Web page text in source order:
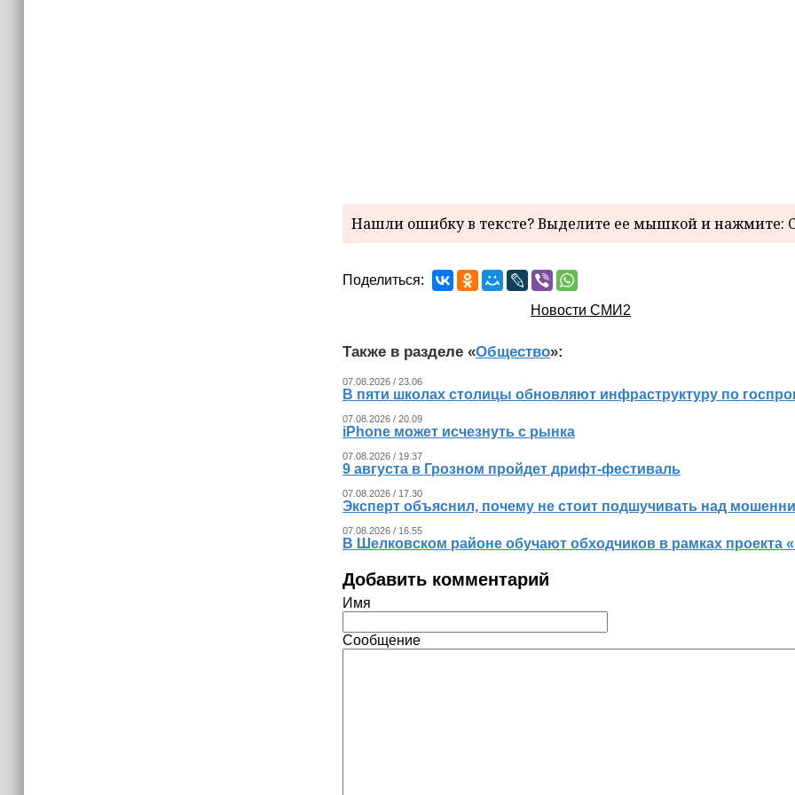
Нашли ошибку в тексте? Выделите ее мышкой и нажмите:
Поделиться:
Новости СМИ2
Также в разделе «Общество»:
07.08.2026 / 23.06
В пяти школах столицы обновляют инфраструктуру по
07.08.2026 / 20.09
iPhone может исчезнуть с рынка
07.08.2026 / 19.37
9 августа в Грозном пройдет дрифт-фестиваль
07.08.2026 / 17.30
Эксперт объяснил, почему не стоит подшучивать над
07.08.2026 / 16.55
В Шелковском районе обучают обходчиков в рамках
Добавить комментарий
Имя
Сообщение